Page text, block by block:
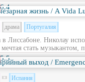
6.4
драма Португалия
в Лиссабоне. Николау
стать музыкантом,
5.5
Испания